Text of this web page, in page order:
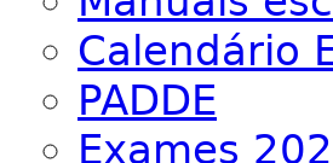
Calendário
PADDE
Exames